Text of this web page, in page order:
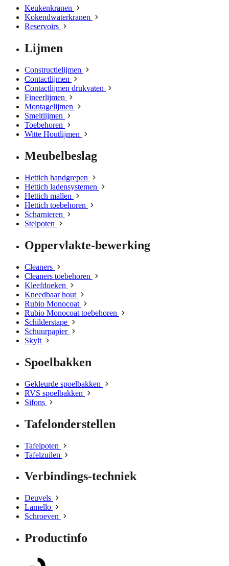
Keukenkranen
Kokendwaterkranen
Reservoirs
Lijmen
Constructielijmen
Contactlijmen
Contactlijmen drukvaten
Fineerlijmen
Montagelijmen
Smeltlijmen
Toebehoren
Witte Houtlijmen
Meubelbeslag
Hettich handgrepen
Hettich ladensystemen
Hettich mallen
Hettich toebehoren
Scharnieren
Stelpoten
Oppervlakte-bewerking
Cleaners
Cleaners toebehoren
Kleefdoeken
Kneedbaar hout
Rubio Monocoat
Rubio Monocoat toebehoren
Schilderstape
Schuurpapier
Skylt
Spoelbakken
Gekleurde spoelbakken
RVS spoelbakken
Sifons
Tafelonderstellen
Tafelpoten
Tafelzuilen
Verbindings-techniek
Deuvels
Lamello
Schroeven
Productinfo